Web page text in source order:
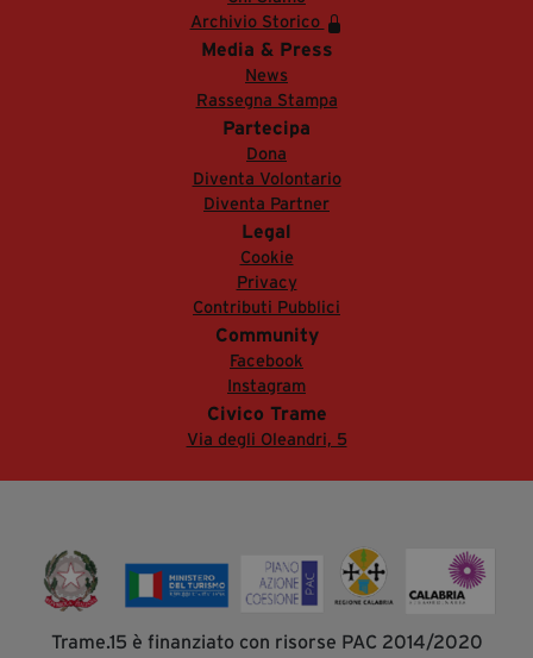
Archivio Storico
Media & Press
News
Rassegna Stampa
Partecipa
Dona
Diventa Volontario
Diventa Partner
Legal
Cookie
Privacy
Contributi Pubblici
Community
Facebook
Instagram
Civico Trame
Via degli Oleandri, 5
Trame.15 è finanziato con risorse PAC 2014/2020